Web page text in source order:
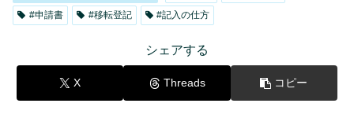
#申請書
#移転登記 #記入の仕方
シェアする
X Threads コピー